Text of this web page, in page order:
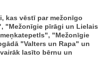
kas vēstī par mežonīgo
"Mežonīgie pīrāgi un Lielais
"Mežonīgie
"Valters un Rapa" un
lasīto bērnu un